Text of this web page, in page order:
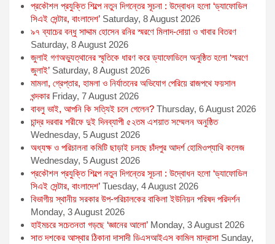
প্রকৌশল প্রযুক্তি শিল্পে নতুন দিগন্তের সূচনা : উদ্বোধন হলো ‘ড্যাফোডিল
সিএই সেন্টার, বাংলাদেশ’ Saturday, 8 August 2026
৯৭ ব্যাচের বন্ধু সাদ্দাম হোসেন রনির স্মরণে মিলাদ-দোয়া ও খাবার বিতরণ
Saturday, 8 August 2026
জুলাই গণঅভ্যুত্থানের স্মৃতিকে ধারণ করে ড্যাফোডিলে অনুষ্ঠিত হলো ‘স্মরণে
জুলাই’ Saturday, 8 August 2026
মামলা, গ্রেপ্তার, হামলা ও নির্যাতনের অভিযোগ পেরিয়ে রাজপথে ফয়সাল
খন্দকার Friday, 7 August 2026
বাবলু ভাই, আপনি কি সত্যিই চলে গেলেন? Thursday, 6 August 2026
চান্দ্র দরবার শরীফে দুই দিনব্যাপী ৫২তম এশয়াত সম্মেলন অনুষ্ঠিত
Wednesday, 5 August 2026
অধ্যক্ষ ও পরিচালনা কমিটি ছাড়াই চলছে চাঁদপুর আদর্শ হোমিওপ্যাথি কলেজ
Wednesday, 5 August 2026
প্রকৌশল প্রযুক্তি শিল্পে নতুন দিগন্তের সূচনা : উদ্বোধন হলো ‘ড্যাফোডিল
সিএই সেন্টার, বাংলাদেশ’ Tuesday, 4 August 2026
বিভাগীয় স্থানীয় সরকার উপ-পরিচালকের বাকিলা ইউনিয়ন পরিষদ পরিদর্শন
Monday, 3 August 2026
হাইমচরে সচেতনতা গড়ছে ‘জ্ঞানের আলো’ Monday, 3 August 2026
সাত দশকের আস্থার ঠিকানা দাসাদী ডিএসআইএস কামিল মাদ্রাসা Sunday,